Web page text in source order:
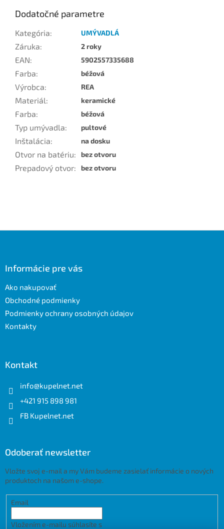
Dodatočné parametre
Kategória: UMÝVADLÁ
Záruka: 2 roky
EAN: 5902557335688
Farba: béžová
Výrobca: REA
Materiál: keramické
Farba: béžová
Typ umývadla: pultové
Inštalácia: na dosku
Otvor na batériu: bez otvoru
Prepadový otvor: bez otvoru
Informácie pre vás
Ako nakupovať
Obchodné podmienky
Podmienky ochrany osobných údajov
Kontakty
Kontakt
info@kupelnet.net
+421 915 898 981
FB Kupelnet.net
Odoberať newsletter
Vložte svoj e-mail a my Vám budeme zasielať informácie o nových
produktoch na našom e-shope.
Email
Vložením e-mailu súhlasíte s